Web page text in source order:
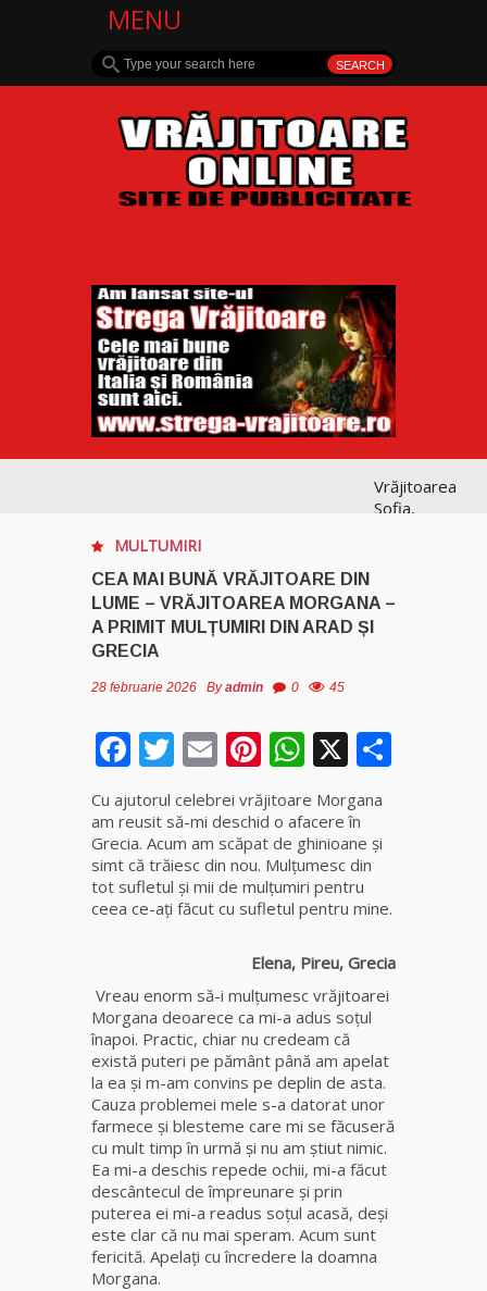
MENU
Vrăjitoarea
Sofia,
pentru
Anastasia
Venus are
puternice
Rodica
singura
fiică a
Mamei
Celebra
tămăduitoare
vindecătoare
de farmece și
blesteme
Tămăduitoarea
Somerda
MULTUMIRI
CEA MAI BUNĂ VRĂJITOARE DIN
LUME – VRĂJITOAREA MORGANA –
A PRIMIT MULȚUMIRI DIN ARAD ȘI
GRECIA
28 februarie 2026 Byadmin 0 45
Facebook
Twitter
EmailPinterest
WhatsApp
X
Cu ajutorul celebrei vrăjitoare Morgana
am reusit să-mi deschid o afacere în
Grecia. Acum am scăpat de ghinioane și
simt că trăiesc din nou. Mulțumesc din
tot sufletul și mii de mulțumiri pentru
ceea ce-ați făcut cu sufletul pentru mine.
Elena, Pireu, Grecia
Vreau enorm să-i mulțumesc vrăjitoarei
Morgana deoarece ca mi-a adus soțul
înapoi. Practic, chiar nu credeam că
există puteri pe pământ până am apelat
la ea și m-am convins pe deplin de asta.
Cauza problemei mele s-a datorat unor
farmece și blesteme care mi se făcuseră
cu mult timp în urmă și nu am știut nimic.
Ea mi-a deschis repede ochii, mi-a făcut
descântecul de împreunare și prin
puterea ei mi-a readus soțul acasă, deși
este clar că nu mai speram. Acum sunt
fericită. Apelați cu încredere la doamna
Morgana.